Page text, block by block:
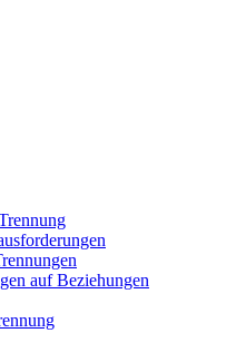
auf Beziehungen